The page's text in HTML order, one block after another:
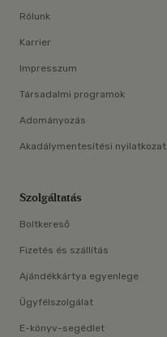
Rólunk
Karrier
Impresszum
Társadalmi programok
Adományozás
Akadálymentesítési nyilatkozat
Szolgáltatás
Boltkereső
Fizetés és szállítás
Ajándékkártya egyenlege
Ügyfélszolgálat
E-könyv-segédlet